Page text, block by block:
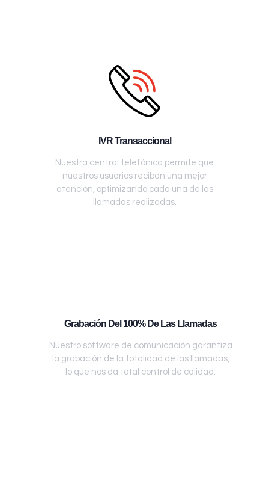
IVR Transaccional
Nuestra central telefónica permite que
nuestros usuarios reciban una mejor
atención, optimizando cada una de las
llamadas realizadas.
Grabación Del 100% De Las Llamadas
Nuestro software de comunicación garantiza
la grabación de la totalidad de las llamadas,
lo que nos da total control de calidad.